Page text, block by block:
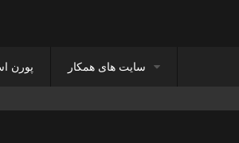
پورن سایت های همکار